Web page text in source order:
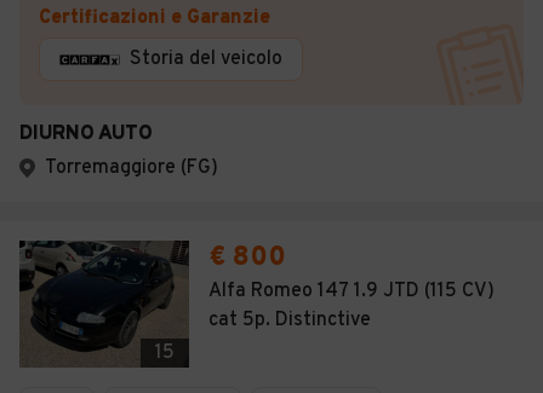
Certificazioni e Garanzie
Storia del veicolo
DIURNO AUTO
Torremaggiore (FG)
15
€ 800
Alfa Romeo 147 1.9 JTD (115 CV)
cat 5p. Distinctive